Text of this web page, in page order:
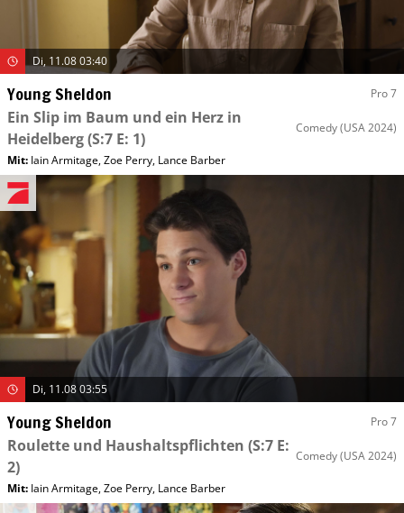
Di, 11.08 03:40
Young Sheldon Pro 7
Ein Slip im Baum und ein Herz in
Heidelberg(S:7 E: 1)
Comedy(USA 2024)
Mit: Iain Armitage,Zoe Perry, Lance Barber
Di, 11.08 03:55
Young Sheldon Pro 7
Roulette und Haushaltspflichten (S:7 E:
2)
Comedy(USA 2024)
Mit: Iain Armitage,Zoe Perry, Lance Barber